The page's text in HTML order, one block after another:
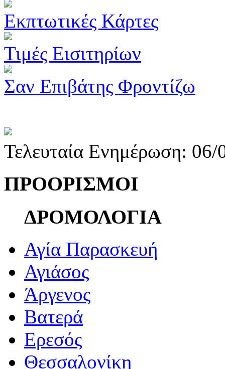
Εκπτωτικές Κάρτες
Τιμές Εισιτηρίων
Σαν Επιβάτης Φροντίζω
Τελευταία Ενημέρωση:
ΠΡΟΟΡΙΣΜΟΙ
ΔΡΟΜΟΛΟΓΙΑ
Αγία Παρασκευή
Αγιάσος
Άργενος
Βατερά
Ερεσός
Θεσσαλονίκη